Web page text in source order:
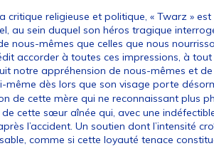
critique religieuse et politique, « Twarz »
au sein duquel son héros tragique
nous-mêmes que celles que nous
accorder à toutes ces impressions, à tout
notre appréhension de nous-mêmes et
dès lors que son visage porte
de cette mère qui ne reconnaissant plus
cette sœur aînée qui, avec une
l’accident. Un soutien dont l’intensité
comme si cette loyauté tenace